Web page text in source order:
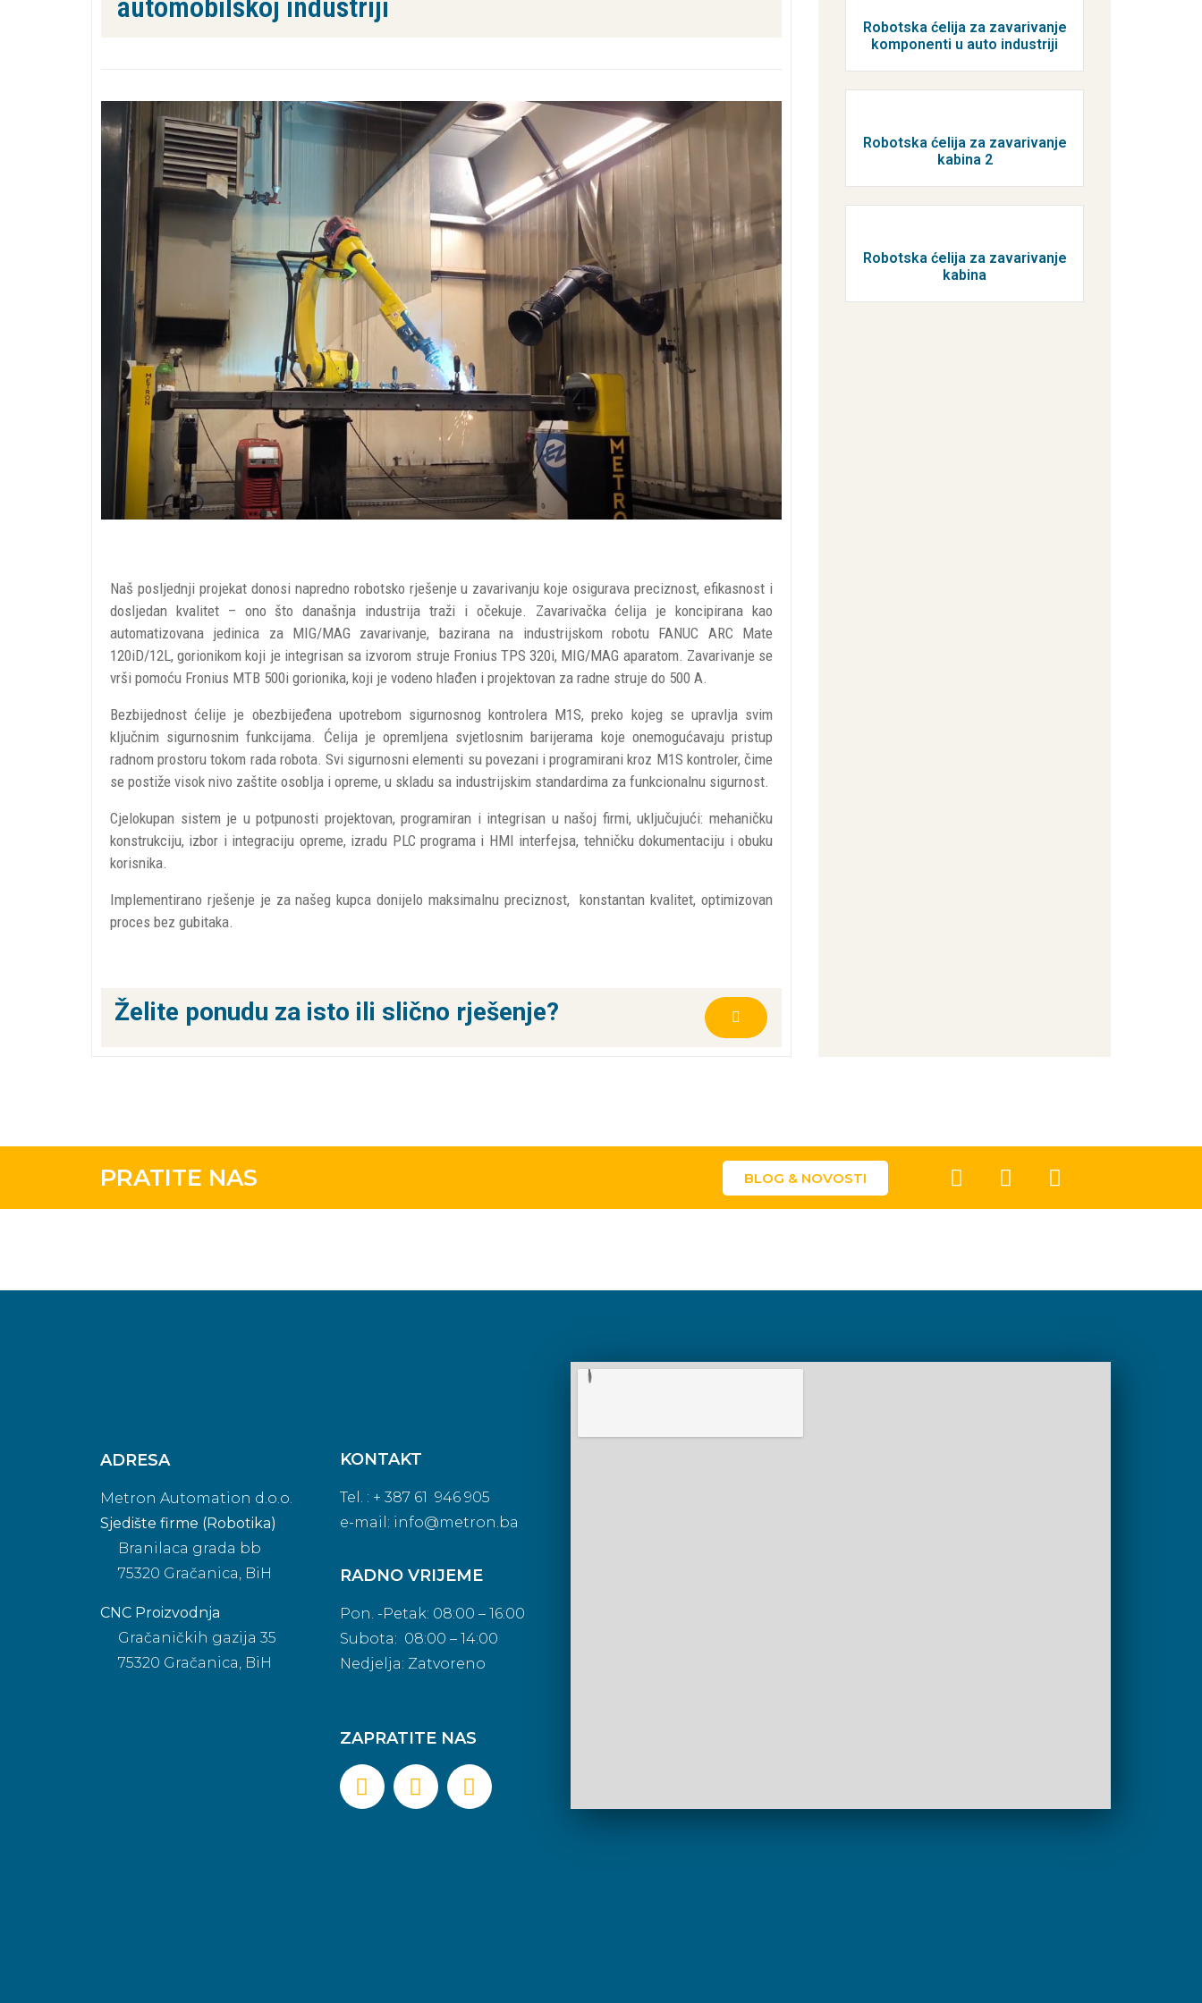
automobilskoj industriji
Naš posljednji projekat donosi napredno robotsko rješenje u zavarivanju koje osigurava preciznost, efikasnost i
dosljedan kvalitet – ono što današnja industrija traži i očekuje. Zavarivačka ćelija je koncipirana kao
automatizovana jedinica za MIG/MAG zavarivanje, bazirana na industrijskom robotu FANUC ARC Mate
120iD/12L, gorionikom koji je integrisan sa izvorom struje Fronius TPS 320i, MIG/MAG aparatom. Zavarivanje se
vrši pomoću Fronius MTB 500i gorionika, koji je vodeno hlađen i projektovan za radne struje do 500 A.
Bezbijednost ćelije je obezbijeđena upotrebom sigurnosnog kontrolera M1S, preko kojeg se upravlja svim
ključnim sigurnosnim funkcijama. Ćelija je opremljena svjetlosnim barijerama koje onemogućavaju pristup
radnom prostoru tokom rada robota. Svi sigurnosni elementi su povezani i programirani kroz M1S kontroler, čime
se postiže visok nivo zaštite osoblja i opreme, u skladu sa industrijskim standardima za funkcionalnu sigurnost.
Cjelokupan sistem je u potpunosti projektovan, programiran i integrisan u našoj firmi, uključujući: mehaničku
konstrukciju, izbor i integraciju opreme, izradu PLC programa i HMI interfejsa, tehničku dokumentaciju i obuku
korisnika.
Implementirano rješenje je za našeg kupca donijelo maksimalnu preciznost, konstantan kvalitet, optimizovan
proces bez gubitaka.
Želite ponudu za isto ili slično rješenje?
Robotska ćelija za zavarivanje
komponenti u auto industriji
Robotska ćelija za zavarivanje
kabina 2
Robotska ćelija za zavarivanje
kabina
PRATITE NAS BLOG & NOVOSTI
ADRESA
Metron Automation d.o.o.
Sjedište firme (Robotika)
Branilaca grada bb
75320 Gračanica, BiH
CNC Proizvodnja
Gračaničkih gazija 35
75320 Gračanica, BiH
KONTAKT
Tel. : + 387 61 946 905
e-mail: info@metron.ba
RADNO VRIJEME
Pon. -Petak: 08:00 – 16:00
Subota: 08:00 – 14:00
Nedjelja: Zatvoreno
ZAPRATITE NAS